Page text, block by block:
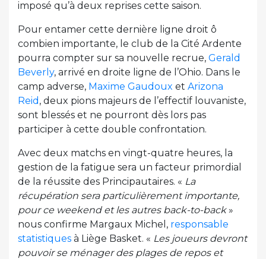
imposé qu’à deux reprises cette saison.
Pour entamer cette dernière ligne droit ô
combien importante, le club de la Cité Ardente
pourra compter sur sa nouvelle recrue, Gerald
Beverly, arrivé en droite ligne de l’Ohio. Dans le
camp adverse, Maxime Gaudoux et Arizona
Reid , deux pions majeurs de l’effectif louvaniste,
sont blessés et ne pourront dès lors pas
participer à cette double confrontation.
Avec deux matchs en vingt-quatre heures, la
gestion de la fatigue sera un facteur primordial
de la réussite des Principautaires. « La
récupération sera particulièrement importante,
pour ce weekend et les autres back-to-back»
nous confirme Margaux Michel, responsable
statistiques à Liège Basket. « Les joueurs devront
pouvoir se ménager des plages de repos et